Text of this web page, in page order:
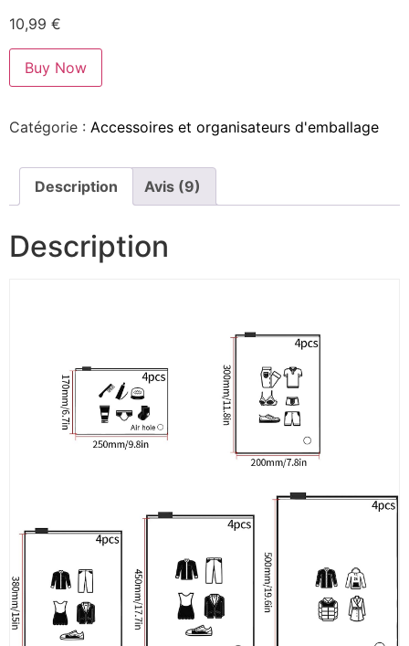
10,99 €
Buy Now
Catégorie : Accessoires et organisateurs d'emballage
Description Avis (9)
Description